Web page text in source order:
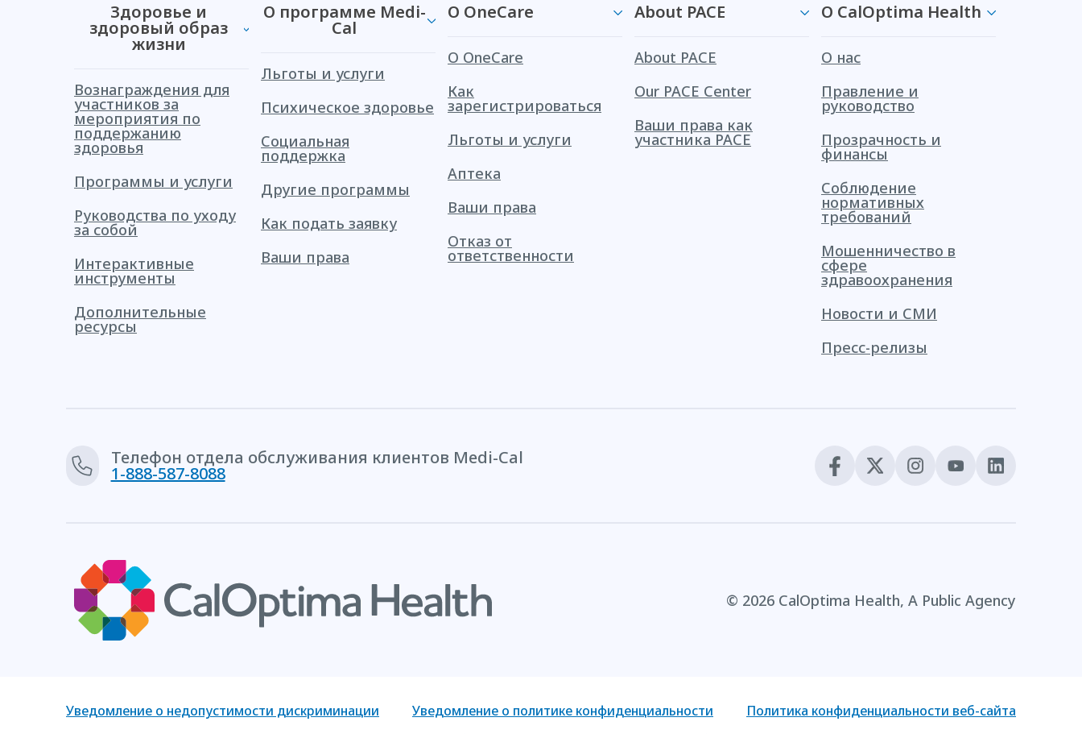
Здоровье и
здоровый образ
жизни
Вознаграждения для
участников за
мероприятия по
поддержанию
здоровья
Программы и услуги
Руководства по уходу
за собой
Интерактивные
инструменты
Дополнительные
ресурсы
О программе Medi-
Cal
Льготы и услуги
Психическое здоровье
Социальная
поддержка
Другие программы
Как подать заявку
Ваши права
О OneCare
О OneCare
Как
зарегистрироваться
Льготы и услуги
Аптека
Ваши права
Отказ от
ответственности
About PACE
About PACE
Our PACE Center
Ваши права как
участника PACE
О CalOptima Health
О нас
Правление и
руководство
Прозрачность и
финансы
Соблюдение
нормативных
требований
Мошенничество в
сфере
здравоохранения
Новости и СМИ
Пресс-релизы
Телефон отдела обслуживания клиентов Medi-Cal
1-888-587-8088
© 2026 CalOptima Health, A Public Agency
Уведомление о недопустимости дискриминации Уведомление о политике конфиденциальности
Политика конфиденциальности веб-сайта